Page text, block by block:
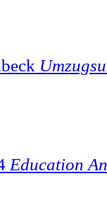
Education